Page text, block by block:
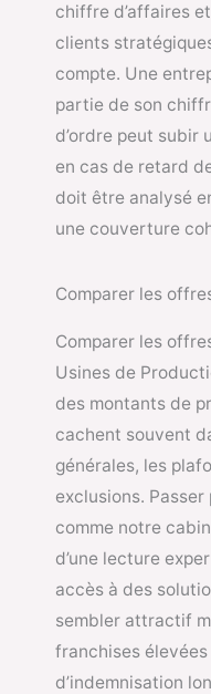
chiffre d’affaires
clients
compte. Une
partie de son
d’ordre peut subir
en cas de retard
doit être analysé
une couverture
Comparer les
Comparer les
Usines de
des montants de
cachent souvent
générales, les
exclusions.
comme notre
d’une lecture
accès à des
sembler attractif
franchises
d’indemnisation